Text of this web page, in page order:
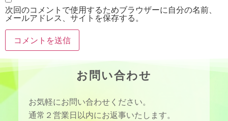
次回のコメントで使用するためブラウザーに自分の名前、
メールアドレス、サイトを保存する。
お問い合わせ
お気軽にお問い合わせください。
通常２営業日以内にお返事いたします。